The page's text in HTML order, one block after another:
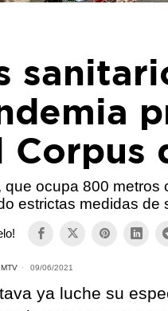
Corpus
que ocupa 800
estrictas medidas de
09/06/2021
ya luche su